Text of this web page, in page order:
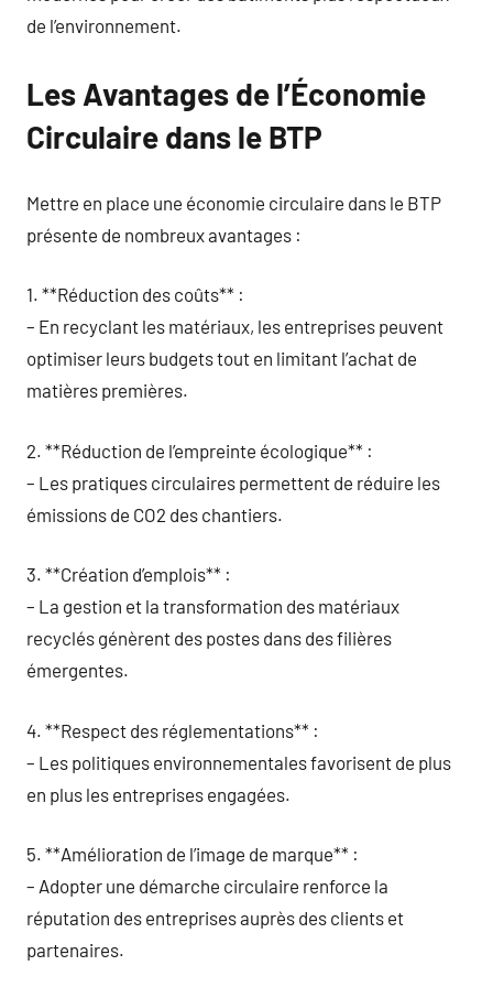
de l’environnement.
Les Avantages de l’Économie
Circulaire dans le BTP
Mettre en place une économie circulaire dans le BTP
présente de nombreux avantages :
1. **Réduction des coûts** :
– En recyclant les matériaux, les entreprises peuvent
optimiser leurs budgets tout en limitant l’achat de
matières premières.
2. **Réduction de l’empreinte écologique** :
– Les pratiques circulaires permettent de réduire les
émissions de CO2 des chantiers.
3. **Création d’emplois** :
– La gestion et la transformation des matériaux
recyclés génèrent des postes dans des filières
émergentes.
4. **Respect des réglementations** :
– Les politiques environnementales favorisent de plus
en plus les entreprises engagées.
5. **Amélioration de l’image de marque** :
– Adopter une démarche circulaire renforce la
réputation des entreprises auprès des clients et
partenaires.